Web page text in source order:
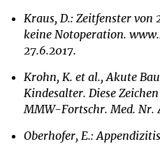
Kraus, D.: Zeitfenster
keine Notoperation.
27.6.2017.
Krohn, K. et al., Akute
Kindesalter. Diese
MMW-Fortschr. Med. Nr.
Oberhofer, E.: